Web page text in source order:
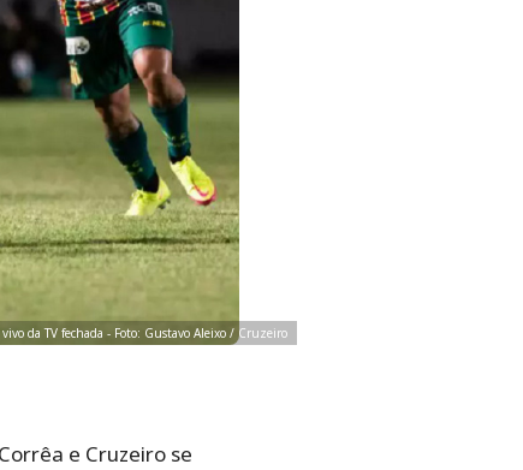
da TV fechada - Foto: Gustavo Aleixo / Cruzeiro
e Cruzeiro se